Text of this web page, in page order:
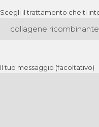
Scegli il trattamento che ti
collagene ricombinante
Il tuo messaggio (facoltativo)